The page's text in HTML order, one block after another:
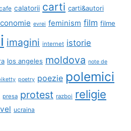
calatorii carti carti&autori
evrei feminism film filme
imagini internet istorie
los angeles moldova note de
poetry poezie polemici
presa protest razboi religie
ucraina